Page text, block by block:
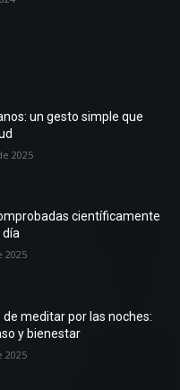
un gesto simple que
2025
científicamente
día
2025
de meditar por las noches:
y bienestar
2025